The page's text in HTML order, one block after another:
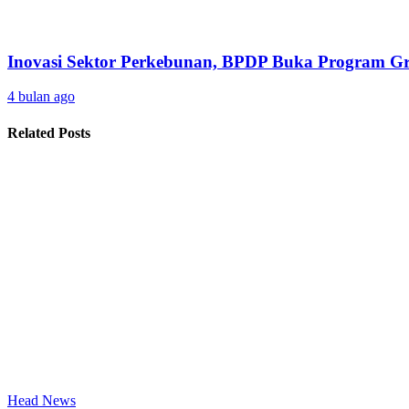
Inovasi Sektor Perkebunan, BPDP Buka Program
4 bulan ago
Related Posts
Head News